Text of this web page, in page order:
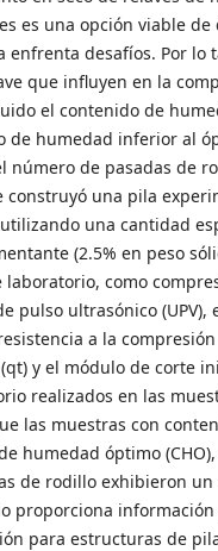
es una opción viable
enfrenta desafíos. Por lo
que influyen en la
el contenido de
de humedad inferior al
número de pasadas de
construyó una pila
una cantidad
(2.5% en peso
laboratorio, como
pulso ultrasónico
a la
y el módulo de corte
realizados en las
las muestras con
humedad óptimo
de rodillo exhibieron
proporciona
para estructuras de